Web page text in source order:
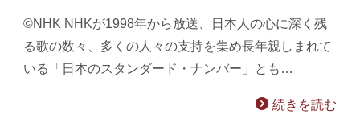
©NHK NHKが1998年から放送、日本人の心に深く残
る歌の数々、多くの人々の支持を集め長年親しまれて
いる「日本のスタンダード・ナンバー」とも…
続きを読む